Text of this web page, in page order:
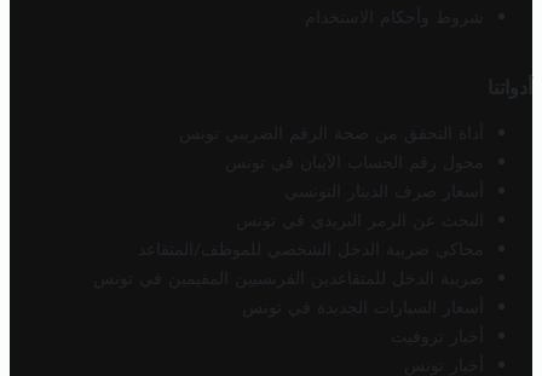
شروط وأحكام الاستخدام
أدواتنا
أداة التحقق من صحة الرقم الضريبي تونس
محول رقم الحساب الآيبان في تونس
أسعار صرف الدينار التونسي
البحث عن الرمز البريدي في تونس
محاكي ضريبة الدخل الشخصي للموظف/المتقاعد
ضريبة الدخل للمتقاعدين الفرنسيين المقيمين في تونس
أسعار السيارات الجديدة في تونس
أخبار تروفيت
أخبار تونس